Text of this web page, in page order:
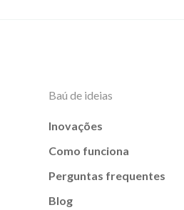
Baú de ideias
Inovações
Como funciona
Perguntas frequentes
Blog